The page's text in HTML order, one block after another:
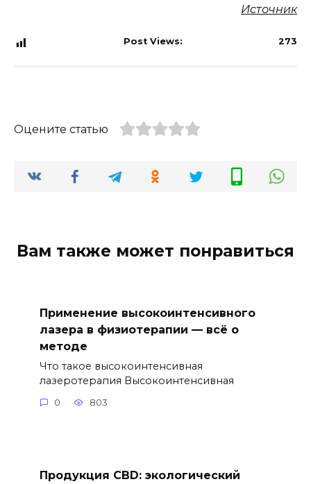
Источник
Post Views: 273
Оцените статью
Вам также может понравиться
Применение высокоинтенсивного
лазера в физиотерапии — всё о
методе
Что такое высокоинтенсивная
лазеротерапия Высокоинтенсивная
0 803
Продукция CBD: экологический